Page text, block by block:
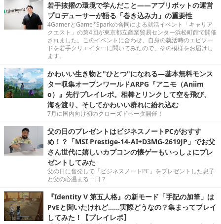
若手抜擢の環境で学んだこと――アプリボットの運営
プロデューサーが語る「巻き込み力」の重要性
4GamerとGame*Sparkの合同による就活イベント「キャリア
クエスト」の第4回が東京都立産業貿易センター浜松町館で開催
されました。このイベントに合わせ、自身の就活時のエピソー
ドを若手クリエイターに聞いてみたので、その模様をお届けし
ます。
かわいい生き物と"ひとつ"になれる―基本無料モンス
ター収集オープンワールドARPG『アニモ（Aniim
o）』先行プレイレポ。相棒とリンクして空を飛び、
海を渡り、そしてかわいい群れに紛れ込む
7月に国内向け初のクローズドベータ開催！
父の日のプレゼントはビジネスノートPCがおすす
め！？「MSI Prestige-14-AI+D3MG-2619JP」でお父
さん世代に嬉しいカプコンの懐ゲーもいっしょにプレ
ゼントしてみた
父の日に奮発して「ビジネスノートPC」をプレゼントした息子
と父の心温まる一日？
『Identity V 第五人格』の新モード「手記の加筆」は
PvEと聞いたけれど……実際どうなの？集まってプレイ
してみた！【プレイレポ】